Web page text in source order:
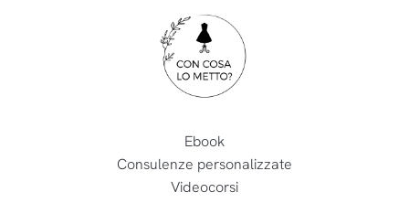
Ebook
Consulenze personalizzate
Videocorsi